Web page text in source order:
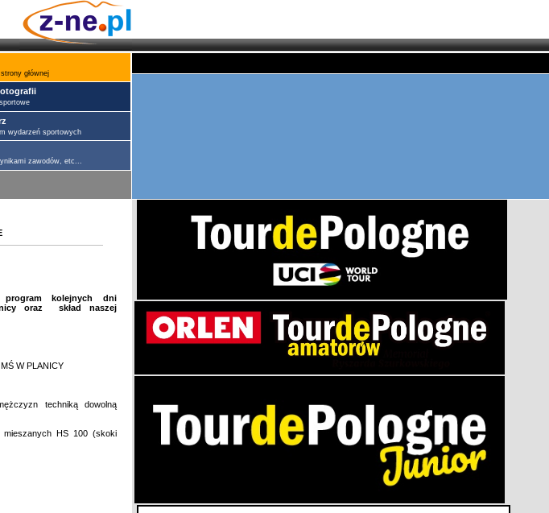
głównej
wydarzeń sportowych
zawodów, etc...
program kolejnych dni
oraz skład naszej
W PLANICY
techniką dowolną
mieszanych HS 100 (skoki